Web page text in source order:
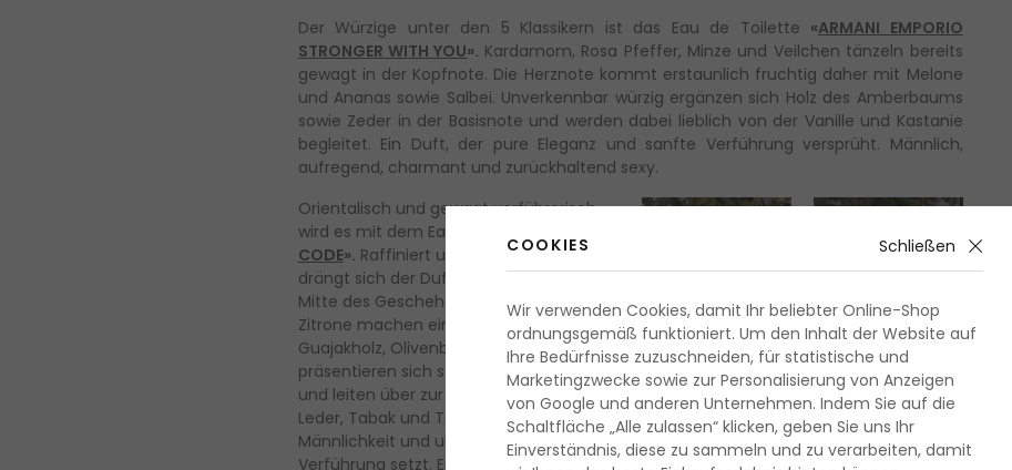
Der Würzige unter den 5 Klassikern ist das Eau de Toilette «ARMANI EMPORIO
STRONGER WITH YOU». Kardamom, Rosa Pfeffer, Minze und Veilchen tänzeln bereits
gewagt in der Kopfnote. Die Herznote kommt erstaunlich fruchtig daher mit Melone
und Ananas sowie Salbei. Unverkennbar würzig ergänzen sich Holz des Amberbaums
sowie Zeder in der Basisnote und werden dabei lieblich von der Vanille und Kastanie
begleitet. Ein Duft, der pure Eleganz und sanfte Verführung versprüht. Männlich,
aufregend, charmant und zurückhaltend sexy.
Orientalisch und gewagt verführerisch
wird es mit dem Eau de Toilette
CODE». Raffiniert und unwiderstehlich
drängt sich der Duft unaufhaltsam in die
Mitte des Geschehens. Bergamotte und
Zitrone machen einen frischen Auftakt.
Guajakholz, Olivenblüten und Sternanis
präsentieren sich stark in der Herznote
und leiten über zur Basis, welche mit
Leder, Tabak und Tonkabohnen auf pure
Männlichkeit und unaufhaltsame
Verführung setzt. Ein wunderschöner,
COOKIES Schließen
Wir verwenden Cookies, damit Ihr beliebter Online-Shop
ordnungsgemäß funktioniert. Um den Inhalt der Website auf
Ihre Bedürfnisse zuzuschneiden, für statistische und
Marketingzwecke sowie zur Personalisierung von Anzeigen
von Google und anderen Unternehmen. Indem Sie auf die
Schaltfläche „Alle zulassen“ klicken, geben Sie uns Ihr
Einverständnis, diese zu sammeln und zu verarbeiten, damit